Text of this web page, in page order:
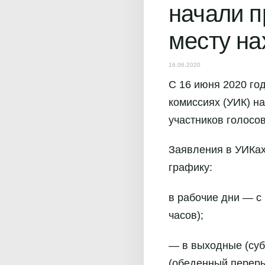
начали
месту
16.06.2020
С 16 июня 2020
комиссиях (УИК)
участников
Заявления в
графику:
в рабочие дни — с
часов);
— в выходные